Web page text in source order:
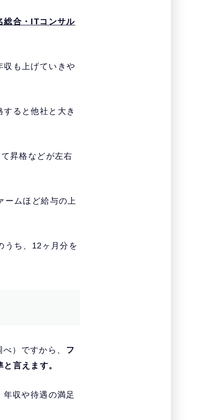
総合・ITコンサル
収も上げていきや
ると他社と大き
昇格などが左右
ームほど給与の上
うち、12ヶ月分を
）ですから、 フ
言えます。
収や待遇の満足